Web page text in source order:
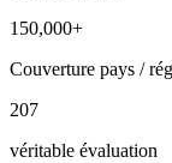
150,000+
Couverture pays /
207
véritable évaluation